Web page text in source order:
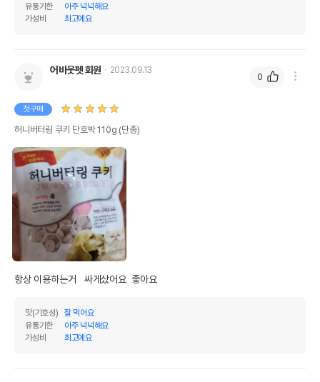
유통기한
아주 넉넉해요
가성비
최고에요
어바웃펫 회원 2023.09.13
첫구매
허니버터링 쿠키 단호박 110g (단종)
항상 이용하는거   싸게샀어요  좋아요
맛(기호성)
잘 먹어요
유통기한
아주 넉넉해요
가성비
최고에요
0